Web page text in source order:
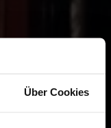
Über Cookies